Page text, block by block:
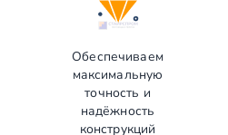
Обеспечиваем
максимальную
точность и
надёжность
конструкций